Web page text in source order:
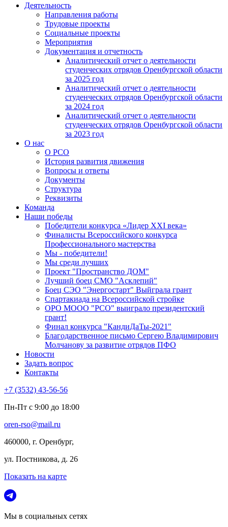
Деятельность
Направления работы
Трудовые проекты
Социальные проекты
Мероприятия
Документация и отчетность
Аналитический отчет о деятельности
студенческих отрядов Оренбургской области
за 2025 год
Аналитический отчет о деятельности
студенческих отрядов Оренбургской области
за 2024 год
Аналитический отчет о деятельности
студенческих отрядов Оренбургской области
за 2023 год
О нас
О РСО
История развития движения
Вопросы и ответы
Документы
Структура
Реквизиты
Команда
Наши победы
Победители конкурса «Лидер XXI века»
Финалисты Всероссийского конкурса
Профессионального мастерства
Мы - победители!
Мы среди лучших
Проект "Пространство ДОМ"
Лучший боец СМО "Асклепий"
Боец СЭО "Энергостарт" Выйграла грант
Спартакиада на Всероссийской стройке
ОРО МООО "РСО" выиграло президентский
грант!
Финал конкурса "КандиДаТы-2021"
Благодарственное письмо Сергею Владимирович
Молчанову за развитие отрядов ПФО
Новости
Задать вопрос
Контакты
+7 (3532) 43-56-56
Пн-Пт с 9:00 до 18:00
oren-rso@mail.ru
460000, г. Оренбург,
ул. Постникова, д. 26
Показать на карте
Мы в социальных сетях